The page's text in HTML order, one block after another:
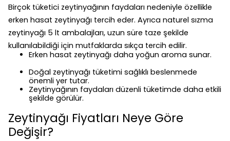
Birçok tüketici zeytinyağının faydaları nedeniyle özellikle
erken hasat zeytinyağı tercih eder. Ayrıca naturel sızma
zeytinyağı 5 lt ambalajları, uzun süre taze şekilde
kullanılabildiği için mutfaklarda sıkça tercih edilir.
Erken hasat zeytinyağı daha yoğun aroma sunar.
Doğal zeytinyağı tüketimi sağlıklı beslenmede
önemli yer tutar.
Zeytinyağının faydaları düzenli tüketimde daha etkili
şekilde görülür.
Zeytinyağı Fiyatları Neye Göre
Değişir?